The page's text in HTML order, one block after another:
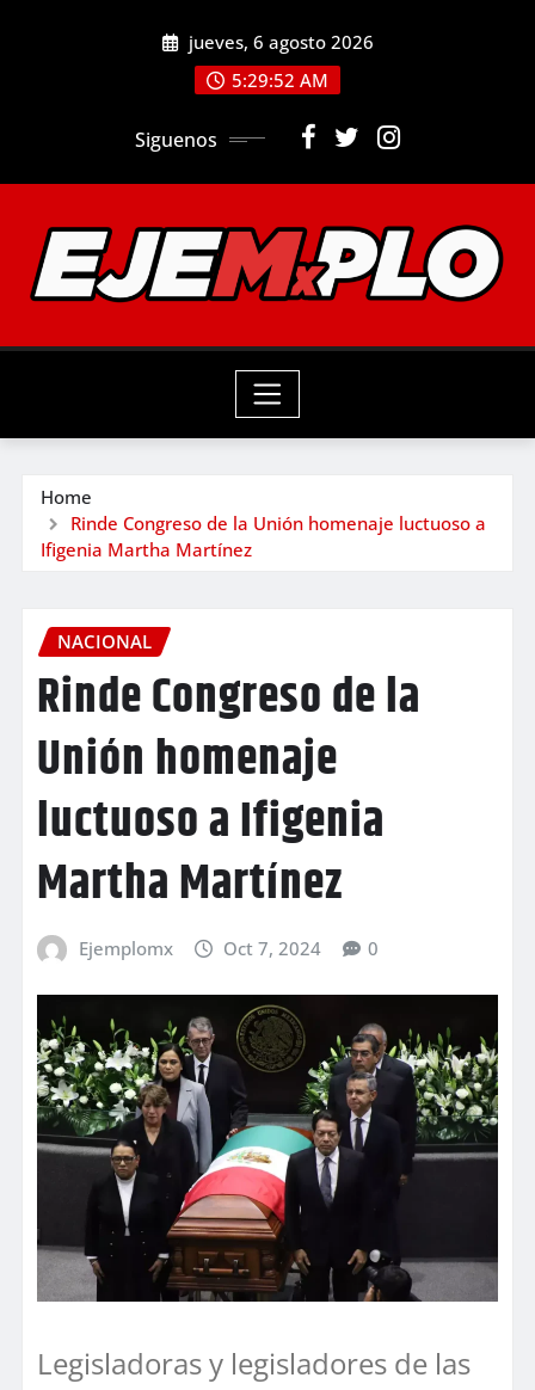
jueves, 6 agosto 2026
5:29:54 AM
Siguenos
Home
Rinde Congreso de la Unión homenaje luctuoso a
Ifigenia Martha Martínez
NACIONAL
Rinde Congreso de la
Unión homenaje
luctuoso a Ifigenia
Martha Martínez
Ejemplomx Oct 7, 2024 0
Legisladoras y legisladores de las